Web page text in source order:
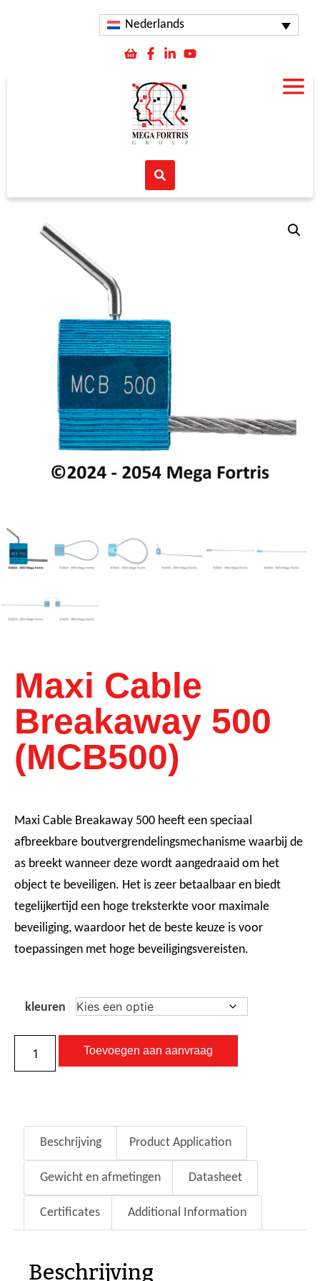
Nederlands
Maxi Cable
Breakaway 500
(MCB500)
Maxi Cable Breakaway 500 heeft een speciaal
afbreekbare boutvergrendelingsmechanisme waarbij de
as breekt wanneer deze wordt aangedraaid om het
object te beveiligen. Het is zeer betaalbaar en biedt
tegelijkertijd een hoge treksterkte voor maximale
beveiliging, waardoor het de beste keuze is voor
toepassingen met hoge beveiligingsvereisten.
kleuren
Toevoegen aan aanvraag
Beschrijving Product Application
Gewicht en afmetingen Datasheet
Certificates Additional Information
Beschrijving